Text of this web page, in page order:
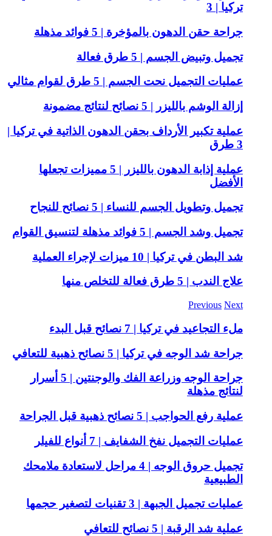
تركيا | 3
جراحة حقن الدهون بالمؤخرة | 5 فوائد مذهلة
تجميل وتبيض الجسم | 5 طرق فعالة
عمليات التجميل نحت الجسم | 5 طرق لقوام مثالي
إزالة الوشم بالليزر | 5 نصائح لنتائج مضمونة
عملية تكبير الأرداف بحقن الدهون الذاتية في تركيا |
3 طرق
عملية إذابة الدهون بالليزر | 5 مميزات تجعلها
الأفضل
تجميل وتطويل الجسم للنساء | 5 نصائح للنجاح
تجميل وشد الجسم | 5 فوائد مذهلة لتنسيق القوام
شد البطن في تركيا | 10 ميزات لإجراء العملية
علاج الندب | 5 طرق فعالة للتخلص منها
Previous Next
ملء التجاعيد في تركيا | 7 نصائح قبل البدء
جراحة شد الوجه في تركيا | 5 نصائح ذهبية للتعافي
جراحة الوجه وزراعة الفك والوجنتين | 5 أسرار
لنتائج مذهلة
عملية رفع الحواجب | 5 نصائح ذهبية قبل الجراحة
عمليات التجميل نفخ الشفايف | 7 أنواع للفيلر
تجميل حروق الوجه | 4 مراحل لاستعادة ملامحك
الطبيعية
عمليات تجميل الجبهة | 3 تقنيات لتصغير حجمها
عملية شد الرقبة | 5 نصائح للتعافي